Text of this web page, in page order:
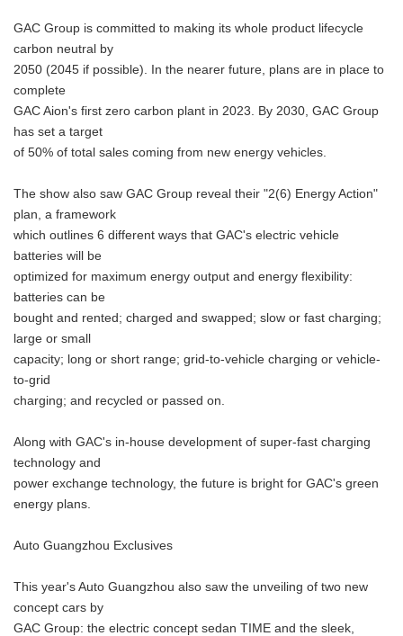
GAC Group is committed to making its whole product lifecycle
carbon neutral by
2050 (2045 if possible). In the nearer future, plans are in place to
complete
GAC Aion's first zero carbon plant in 2023. By 2030, GAC Group
has set a target
of 50% of total sales coming from new energy vehicles.
The show also saw GAC Group reveal their "2(6) Energy Action"
plan, a framework
which outlines 6 different ways that GAC's electric vehicle
batteries will be
optimized for maximum energy output and energy flexibility:
batteries can be
bought and rented; charged and swapped; slow or fast charging;
large or small
capacity; long or short range; grid-to-vehicle charging or vehicle-
to-grid
charging; and recycled or passed on.
Along with GAC's in-house development of super-fast charging
technology and
power exchange technology, the future is bright for GAC's green
energy plans.
Auto Guangzhou Exclusives
This year's Auto Guangzhou also saw the unveiling of two new
concept cars by
GAC Group: the electric concept sedan TIME and the sleek,